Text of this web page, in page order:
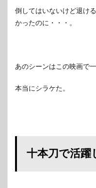
倒してはいないけど退け
かったのに・・・。
あのシーンはこの映画で
本当にシラケた。
十本刀で活躍